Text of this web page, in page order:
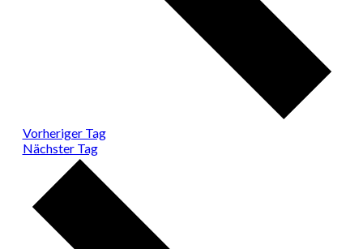
Vorheriger Tag
Nächster Tag